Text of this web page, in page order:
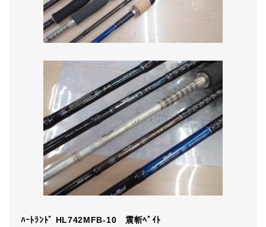
ﾊｰﾄﾗﾝﾄﾞ HL742MFB-10 震斬ﾍﾞｲﾄ